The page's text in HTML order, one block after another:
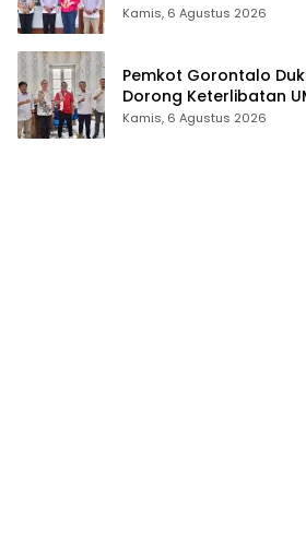
Listrik
Kamis, 6 Agustus 2026
Pemkot Gorontalo
Dorong Keterlibatan
Kamis, 6 Agustus 2026